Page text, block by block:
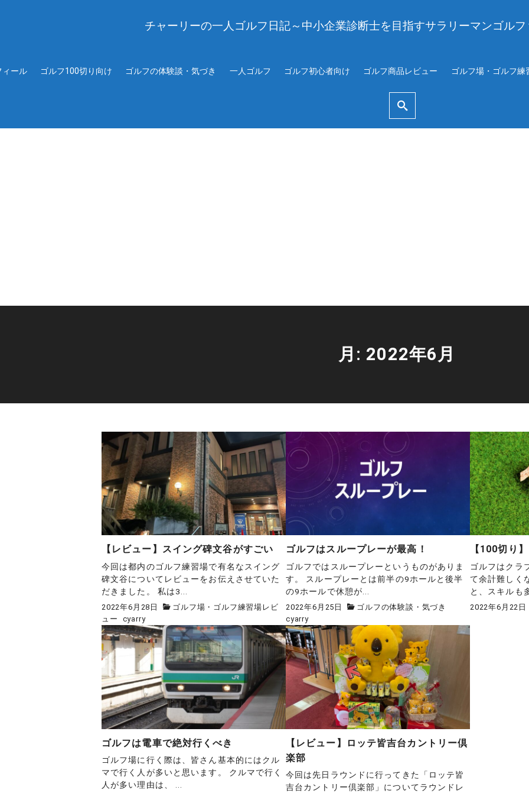
チャーリーの一人ゴルフ日記～中小企業診断士を目指すサラリーマンゴル
ィール ゴルフ100切り向け ゴルフの体験談・気づき 一人ゴルフ ゴルフ初心者向け ゴルフ商品レビュー ゴルフ場・ゴルフ練
月: 2022年6月
【レビュー】スイング碑文谷がすごい
今回は都内のゴルフ練習場で有名なスイング
碑文谷についてレビューをお伝えさせていた
だきました。 私は3...
2022年6月28日
ゴルフ場・ゴルフ練習場レビ
ュー
cyarry
ゴルフはスループレーが最高！
ゴルフではスループレーというものがありま
す。 スループレーとは前半の9ホールと後半
の9ホールで休憩が...
2022年6月25日
ゴルフの体験談・気づき
cyarry
【100切り
ゴルフはクラ
て余計難しく
と、スキルも
2022年6月22日
ゴルフは電車で絶対行くべき
ゴルフ場に行く際は、皆さん基本的にはクル
マで行く人が多いと思います。 クルマで行く
人が多い理由は、 ...
【レビュー】ロッテ皆吉台カントリー倶
楽部
今回は先日ラウンドに行ってきた「ロッテ皆
吉台カントリー倶楽部」についてラウンドレ